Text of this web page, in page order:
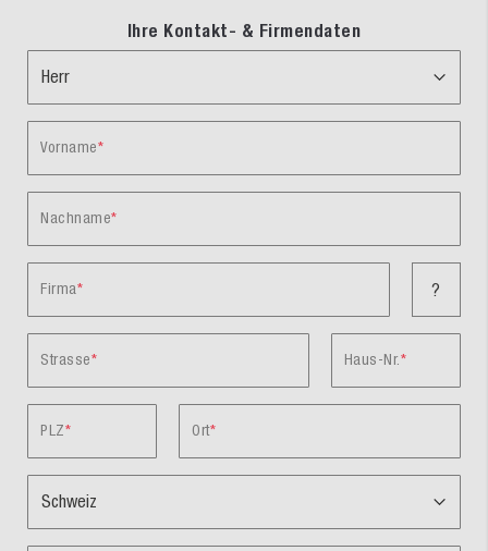
Ihre Kontakt- & Firmendaten
Vorname
Nachname
Firma ?
Strasse Haus-Nr.
PLZ Ort